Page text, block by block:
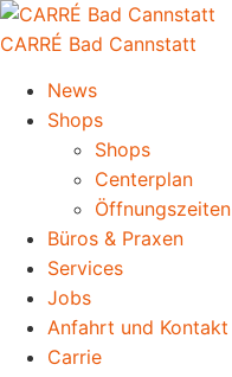
CARRÉ Bad Cannstatt
News
Shops
Shops
Centerplan
Öffnungszeiten
Büros & Praxen
Services
Jobs
Anfahrt und Kontakt
Carrie